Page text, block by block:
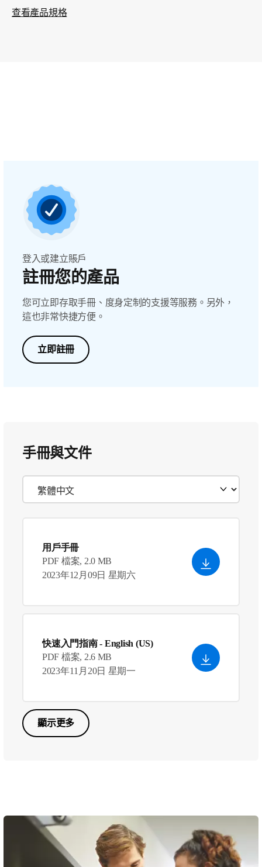
查看產品規格
登入或建立賬戶
註冊您的產品
您可立即存取手冊、度身定制的支援等服務。另外，
這也非常快捷方便。
立即註冊
手冊與文件
用戶手冊
PDF 檔案, 2.0 MB
2023年12月09日 星期六
快速入門指南- English (US)
PDF 檔案, 2.6 MB
2023年11月20日 星期一
顯示更多